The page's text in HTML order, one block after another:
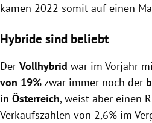
kamen 2022 somit auf einen
Hybride sind beliebt
Der Vollhybrid war im Vorjahr
von 19%zwar immer noch der
in Österreich, weist aber einen
Verkaufszahlen von 2,6% im